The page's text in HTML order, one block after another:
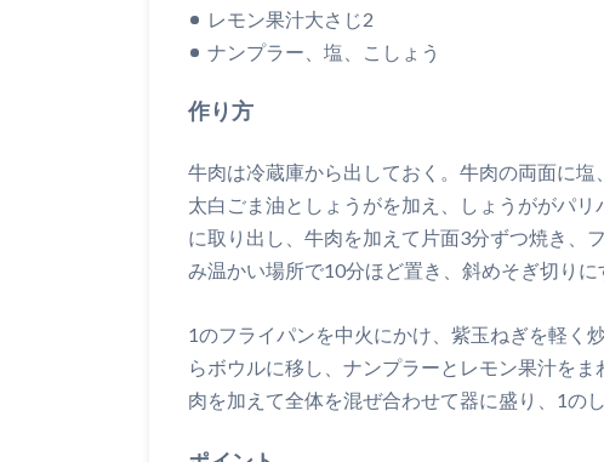
レモン果汁大さじ2
ナンプラー、塩、こしょう
作り方
牛肉は冷蔵庫から出しておく。牛肉の両面に
太白ごま油としょうがを加え、しょうががパ
に取り出し、牛肉を加えて片面3分ずつ焼き、
み温かい場所で10分ほど置き、斜めそぎ切りに
1のフライパンを中火にかけ、紫玉ねぎを軽く
らボウルに移し、ナンプラーとレモン果汁を
肉を加えて全体を混ぜ合わせて器に盛り、1の